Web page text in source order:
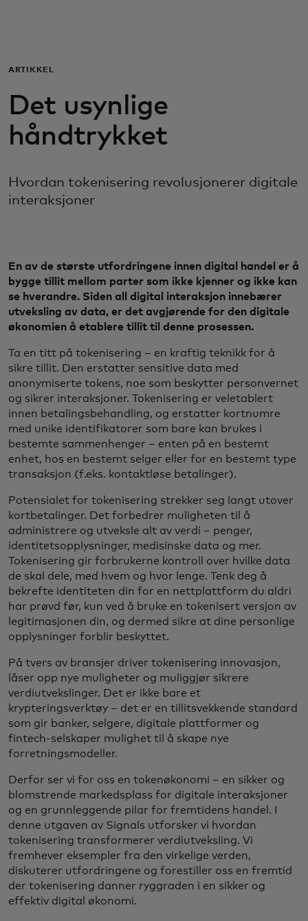
For bedrifter
For verden
Nyheter og trender
ARTIKKEL
Det usynlige
håndtrykket
Hvordan tokenisering revolusjonerer digitale
interaksjoner
En av de største utfordringene innen digital handel er å
bygge tillit mellom parter som ikke kjenner og ikke kan
se hverandre. Siden all digital interaksjon innebærer
utveksling av data, er det avgjørende for den digitale
økonomien å etablere tillit til denne prosessen.
Ta en titt på tokenisering – en kraftig teknikk for å
sikre tillit. Den erstatter sensitive data med
anonymiserte tokens, noe som beskytter personvernet
og sikrer interaksjoner. Tokenisering er veletablert
innen betalingsbehandling, og erstatter kortnumre
med unike identifikatorer som bare kan brukes i
bestemte sammenhenger – enten på en bestemt
enhet, hos en bestemt selger eller for en bestemt type
transaksjon (f.eks. kontaktløse betalinger).
Potensialet for tokenisering strekker seg langt utover
kortbetalinger. Det forbedrer muligheten til å
administrere og utveksle alt av verdi – penger,
identitetsopplysninger, medisinske data og mer.
Tokenisering gir forbrukerne kontroll over hvilke data
de skal dele, med hvem og hvor lenge. Tenk deg å
bekrefte identiteten din for en nettplattform du aldri
har prøvd før, kun ved å bruke en tokenisert versjon av
legitimasjonen din, og dermed sikre at dine personlige
opplysninger forblir beskyttet.
På tvers av bransjer driver tokenisering innovasjon,
låser opp nye muligheter og muliggjør sikrere
verdiutvekslinger. Det er ikke bare et
krypteringsverktøy – det er en tillitsvekkende standard
som gir banker, selgere, digitale plattformer og
fintech-selskaper mulighet til å skape nye
forretningsmodeller.
Derfor ser vi for oss en tokenøkonomi – en sikker og
blomstrende markedsplass for digitale interaksjoner
og en grunnleggende pilar for fremtidens handel. I
denne utgaven av Signals utforsker vi hvordan
tokenisering transformerer verdiutveksling. Vi
fremhever eksempler fra den virkelige verden,
diskuterer utfordringene og forestiller oss en fremtid
der tokenisering danner ryggraden i en sikker og
effektiv digital økonomi.